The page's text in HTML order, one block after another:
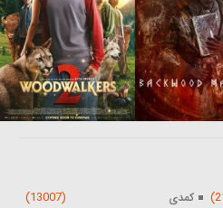
کمدی (13007)